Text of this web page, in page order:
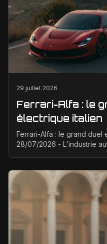
29 juillet 2026
Ferrari-Alfa : le
électrique italien
Ferrari-Alfa : le grand duel
28/07/2026 - L'industrie